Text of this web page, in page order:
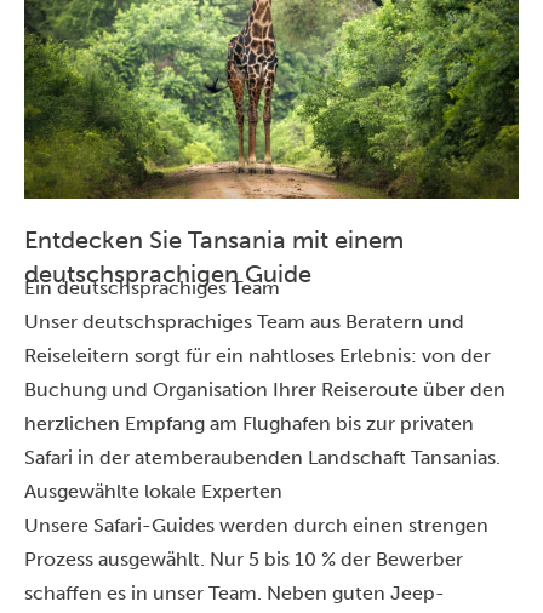
Entdecken Sie Tansania mit einem
deutschsprachigen Guide
Ein deutschsprachiges Team
Unser deutschsprachiges Team aus Beratern und
Reiseleitern sorgt für ein nahtloses Erlebnis: von der
Buchung und Organisation Ihrer Reiseroute über den
herzlichen Empfang am Flughafen bis zur privaten
Safari in der atemberaubenden Landschaft Tansanias.
Ausgewählte lokale Experten
Unsere Safari-Guides werden durch einen strengen
Prozess ausgewählt. Nur 5 bis 10 % der Bewerber
schaffen es in unser Team. Neben guten Jeep-